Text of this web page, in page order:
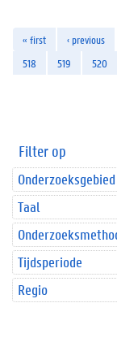
« first ‹ previous
518
519 520
Filter op
Onderzoeksgebied
Taal
Tijdsperiode
Regio